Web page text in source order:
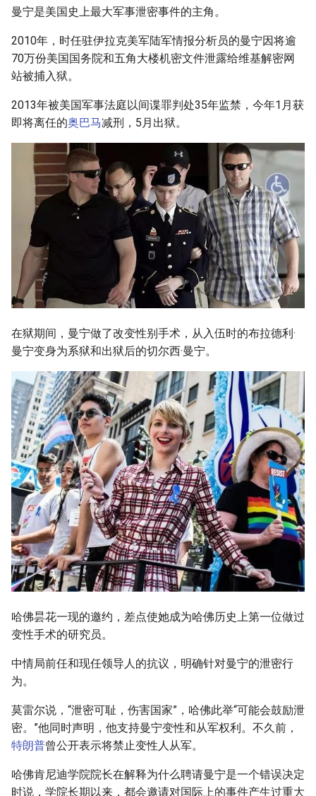
曼宁是美国史上最大军事泄密事件的主角。
2010年，时任驻伊拉克美军陆军情报分析员的曼宁因将逾
70万份美国国务院和五角大楼机密文件泄露给维基解密网
站被捕入狱。
2013年被美国军事法庭以间谍罪判处35年监禁，今年1月获
即将离任的奥巴马减刑，5月出狱。
在狱期间，曼宁做了改变性别手术，从入伍时的布拉德利·
曼宁变身为系狱和出狱后的切尔西·曼宁。
哈佛昙花一现的邀约，差点使她成为哈佛历史上第一位做过
变性手术的研究员。
中情局前任和现任领导人的抗议，明确针对曼宁的泄密行
为。
莫雷尔说，“泄密可耻，伤害国家”，哈佛此举“可能会鼓励泄
密。”他同时声明，他支持曼宁变性和从军权利。不久前，
特朗普曾公开表示将禁止变性人从军。
哈佛肯尼迪学院院长在解释为什么聘请曼宁是一个错误决定
时说，学院长期以来，都会邀请对国际上的事件产生过重大